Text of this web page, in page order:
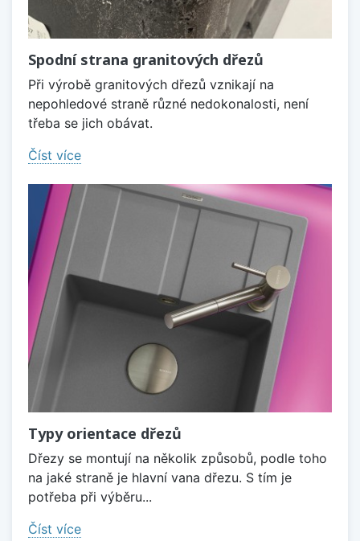
Spodní strana granitových dřezů
Při výrobě granitových dřezů vznikají na
nepohledové straně různé nedokonalosti, není
třeba se jich obávat.
Číst více
Typy orientace dřezů
Dřezy se montují na několik způsobů, podle toho
na jaké straně je hlavní vana dřezu. S tím je
potřeba při výběru...
Číst více